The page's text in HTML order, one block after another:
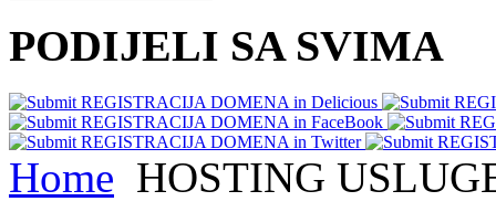
PODIJELI SA SVIMA
Home HOSTING